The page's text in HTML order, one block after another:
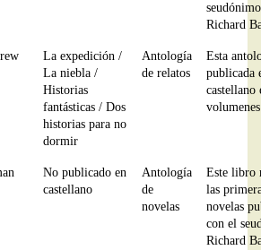
Richard
La expedición /
La niebla /
Historias
fantásticas / Dos
historias para no
dormir
Antología
de relatos
Esta
publicada
castellano
volumenes
No publicado en
castellano
Antología
de
novelas
Este libro
las
novelas
con el
Richard